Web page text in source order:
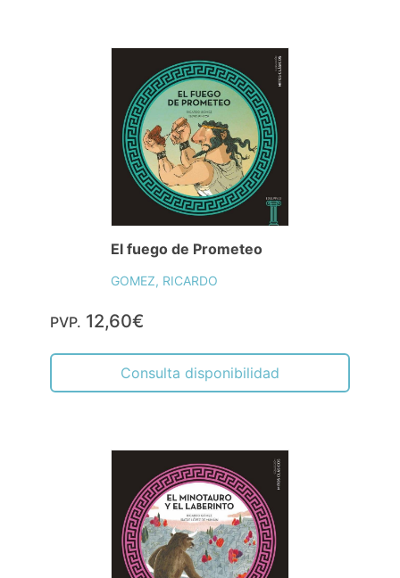
El fuego de Prometeo
GOMEZ, RICARDO
PVP. 12,60€
Consulta disponibilidad